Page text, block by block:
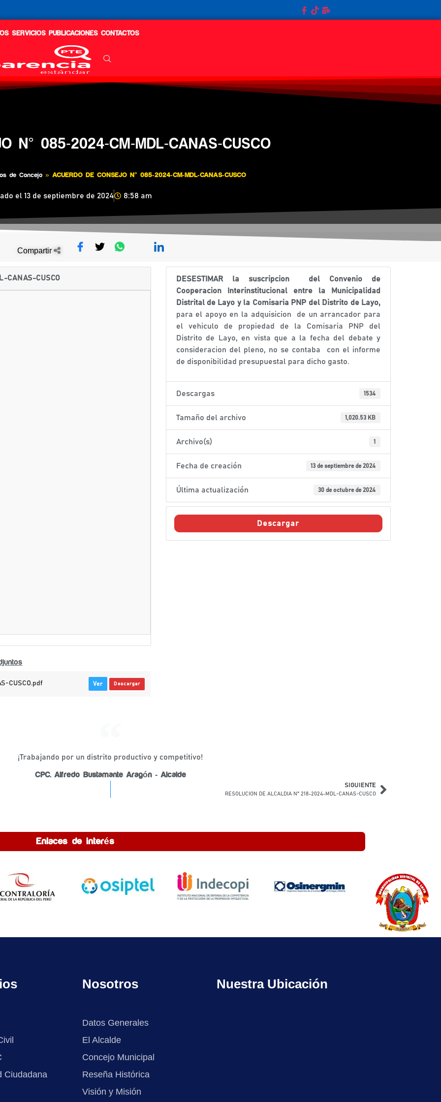
SERVICIOS PUBLICACIONES CONTACTOS
N° 085-2024-CM-MDL-CANAS-CUSCO
de Concejo » ACUERDO DE CONSEJO N° 085-2024-CM-MDL-CANAS-CUSCO
el 13 de septiembre de 2024 8:58 am
Compartir
CANAS-CUSCO
CUSCO.pdf Ver Descargar
D ESESTI MAR la suscripcion del Convenio de
Cooperacion nterinstitucional entre la Municipalidad
Distrital d e Layo y la Comisaria PNP del Distrito de Layo,
para el apoyo en la adquisicion de un arrancador para
el vehiculo de propiedad de la Comisaria PNP del
Distrito de Layo, en vista que a la fecha del debate y
consideracion del pleno, no se contaba con el informe
de disponibilidad presupuestal para dicho gasto.
Descargas 1534
Tamaño del archivo 1,020.53 KB
Archivo(s) 1
Fecha de creación 13 de septiembre de 2024
Última actualización 30 de octubre de 2024
Descargar
¡Trabajando por un distrito productivo y competitivo!
CPC. Alfredo Bustamante Aragón - Alcalde
SIGUIENTE
RESOLUCION DE ALCALDIA N° 218-2024-MDL-CANAS-CUSCO
Enlaces de interés
Ciudadana
Nosotros
Datos Generales
El Alcalde
Concejo Municipal
Reseña Histórica
Visión y Misión
Nuestra Ubicación